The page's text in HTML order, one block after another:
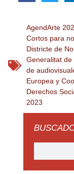
AgendArte
Cortos para
Districte de
Generalitat de
de
Europea y
Derechos
2023